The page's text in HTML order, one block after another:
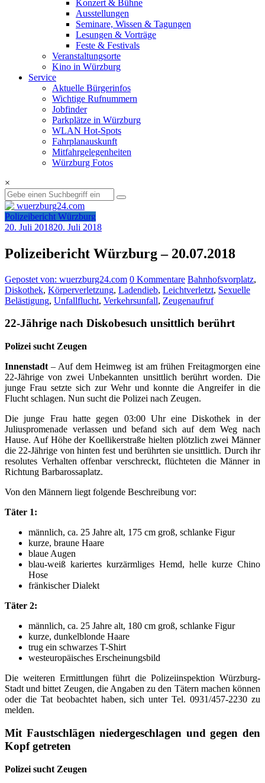
Konzert & Bühne
Ausstellungen
Seminare, Wissen & Tagungen
Lesungen & Vorträge
Feste & Festivals
Veranstaltungsorte
Kino in Würzburg
Service
Aktuelle Bürgerinfos
Wichtige Rufnummern
Jobfinder
Parkplätze in Würzburg
WLAN Hot-Spots
Fahrplanauskunft
Mitfahrgelegenheiten
Würzburg Fotos
×
Polizeibericht Würzburg
20. Juli 201820. Juli 2018
Polizeibericht Würzburg – 20.07.2018
Gepostet von: wuerzburg24.com 0 Kommentare Bahnhofsvorplatz,
Diskothek, Körperverletzung, Ladendieb, Leichtverletzt, Sexuelle
Belästigung, Unfallflucht, Verkehrsunfall, Zeugenaufruf
22-Jährige nach Diskobesuch unsittlich berührt
Polizei sucht Zeugen
Innenstadt – Auf dem Heimweg ist am frühen Freitagmorgen eine
22-Jährige von zwei Unbekannten unsittlich berührt worden. Die
junge Frau setzte sich zur Wehr und konnte die Angreifer in die
Flucht schlagen. Nun sucht die Polizei nach Zeugen.
Die junge Frau hatte gegen 03:00 Uhr eine Diskothek in der
Juliuspromenade verlassen und befand sich auf dem Weg nach
Hause. Auf Höhe der Koellikerstraße hielten plötzlich zwei Männer
die 22-Jährige von hinten fest und berührten sie unsittlich. Durch ihr
resolutes Verhalten offenbar verschreckt, flüchteten die Männer in
Richtung Barbarossaplatz.
Von den Männern liegt folgende Beschreibung vor:
Täter 1:
männlich, ca. 25 Jahre alt, 175 cm groß, schlanke Figur
kurze, braune Haare
blaue Augen
blau-weiß kariertes kurzärmliges Hemd, helle kurze Chino
Hose
fränkischer Dialekt
Täter 2:
männlich, ca. 25 Jahre alt, 180 cm groß, schlanke Figur
kurze, dunkelblonde Haare
trug ein schwarzes T-Shirt
westeuropäisches Erscheinungsbild
Die weiteren Ermittlungen führt die Polizeiinspektion Würzburg-
Stadt und bittet Zeugen, die Angaben zu den Tätern machen können
oder die Tat beobachtet haben, sich unter Tel. 0931/457-2230 zu
melden.
Mit Faustschlägen niedergeschlagen und gegen den
Kopf getreten
Polizei sucht Zeugen